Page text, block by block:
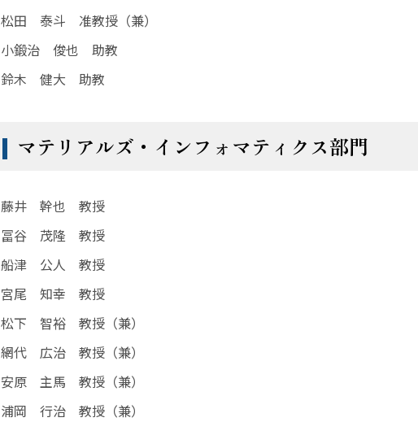
松田 泰斗 准教授（兼）
小鍛治 俊也 助教
鈴木 健大 助教
マテリアルズ・インフォマティクス部門
藤井 幹也 教授
冨谷 茂隆 教授
船津 公人 教授
宮尾 知幸 教授
松下 智裕 教授（兼）
網代 広治 教授（兼）
安原 主馬 教授（兼）
浦岡 行治 教授（兼）